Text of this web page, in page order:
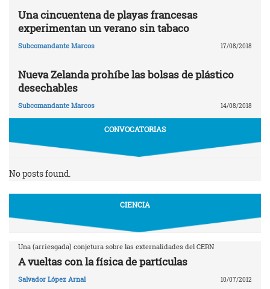
Una cincuentena de playas francesas
experimentan un verano sin tabaco
Subcomandante Marcos 17/08/2018
Nueva Zelanda prohíbe las bolsas de plástico
desechables
Subcomandante Marcos 14/08/2018
CONVOCATORIAS
No posts found.
CIENCIA
Una (arriesgada) conjetura sobre las externalidades del CERN
A vueltas con la física de partículas
Salvador López Arnal 10/07/2012